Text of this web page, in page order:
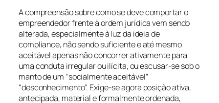
A compreensão sobre como se deve comportar o
empreendedor frente à ordem jurídica vem sendo
alterada, especialmente à luz da ideia de
compliance, não sendo suficiente e até mesmo
aceitável apenas não concorrer ativamente para
uma conduta irregular ou ilícita, ou escusar-se sob o
manto de um “socialmente aceitável”
“desconhecimento”. Exige-se agora posição ativa,
antecipada, material e formalmente ordenada,